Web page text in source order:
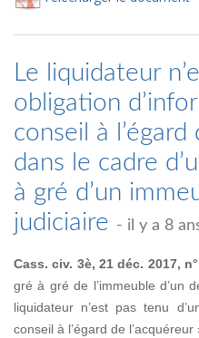
Le liquidateur
obligation
conseil à l’égard
dans le cadre
à gré d’un
judiciaire - il y a 8
Cass. civ. 3è, 21 déc. 2017,
gré à gré de l’immeuble d’un
liquidateur n’est pas tenu
conseil à l’égard de l’acquéreur